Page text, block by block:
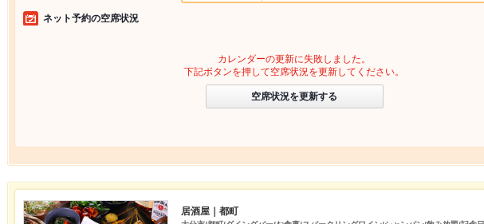
ネット予約の空席状況
カレンダーの更新に失敗しました。
下記ボタンを押して空席状況を更新してください。
空席状況を更新する
居酒屋｜都町